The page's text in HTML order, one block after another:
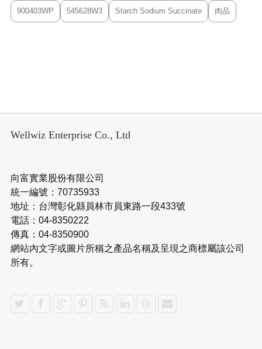
900403WP 545628W3 Starch Sodium Succinate 肉品
Wellwiz Enterprise Co., Ltd
向富實業股份有限公司
統一編號：70735933
地址：台灣彰化縣員林市員東路一段433號
電話：04-8350222
傳真：04-8350900
網站內文字或圖片所稱之產品名稱及呈現之商標屬該公司
所有。